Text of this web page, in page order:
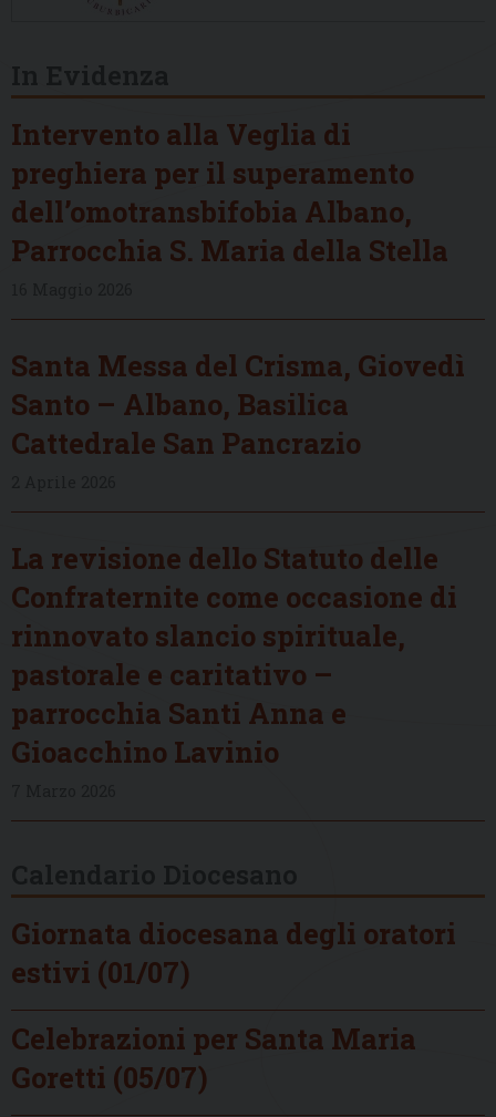
Intervento alla Veglia di
preghiera per il superamento
dell’omotransbifobia Albano,
Parrocchia S. Maria della Stella
Santa Messa del Crisma, Giovedì
Santo – Albano, Basilica
Cattedrale San Pancrazio
La revisione dello Statuto delle
Confraternite come occasione di
rinnovato slancio spirituale,
pastorale e caritativo –
parrocchia Santi Anna e
Gioacchino Lavinio
Giornata diocesana degli oratori
estivi (01/07)
Celebrazioni per Santa Maria
Goretti (05/07)